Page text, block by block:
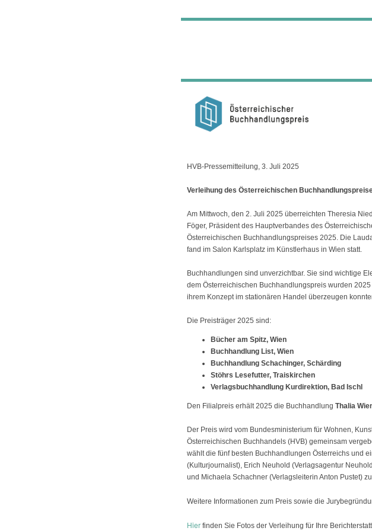
HVB-Pressemitteilung, 3. Juli 2025
Verleihung des Österreichischen
Am Mittwoch, den 2. Juli 2025 überreichten Theresia
Föger, Präsident des Hauptverbandes des
Österreichischen Buchhandlungspreises 2025. Die
fand im Salon Karlsplatz im Künstlerhaus in Wien statt.
Buchhandlungen sind unverzichtbar. Sie sind wichtige
dem Österreichischen Buchhandlungspreis wurden
ihrem Konzept im stationären Handel überzeugen
Die Preisträger 2025 sind:
Bücher am Spitz, Wien
Buchhandlung List, Wien
Buchhandlung Schachinger, Schärding
Stöhrs Lesefutter, Traiskirchen
Verlagsbuchhandlung Kurdirektion, Bad Ischl
Den Filialpreis erhält 2025 die Buchhandlung Thalia
Der Preis wird vom Bundesministerium für Wohnen,
Österreichischen Buchhandels (HVB) gemeinsam
wählt die fünf besten Buchhandlungen Österreichs und
(Kulturjournalist), Erich Neuhold (Verlagsagentur
und Michaela Schachner (Verlagsleiterin Anton Pustet)
Weitere Informationen zum Preis sowie die
Hier finden Sie Fotos der Verleihung für Ihre